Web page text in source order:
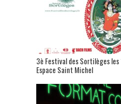
3è Festival des Sortilèges
Espace Saint Michel